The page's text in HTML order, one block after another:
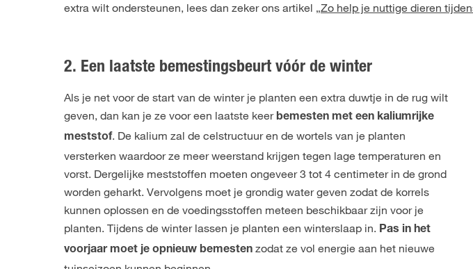
extra wilt ondersteunen, lees dan zeker ons artikel „Zo help je nuttige dieren
2. Een laatste bemestingsbeurt vóór de winter
Als je net voor de start van de winter je planten een extra duwtje in de rug wilt
geven, dan kan je ze voor een laatste keerbemesten met een kaliumrijke
meststof. De kalium zal de celstructuur en de wortels van je planten
versterken waardoor ze meer weerstand krijgen tegen lage temperaturen en
vorst. Dergelijke meststoffen moeten ongeveer 3 tot 4 centimeter in de grond
worden geharkt. Vervolgens moet je grondig water geven zodat de korrels
kunnen oplossen en de voedingsstoffen meteen beschikbaar zijn voor je
planten. Tijdens de winter lassen je planten een winterslaap in. Pas in het
voorjaar moet je opnieuw bemesten zodat ze vol energie aan het nieuwe